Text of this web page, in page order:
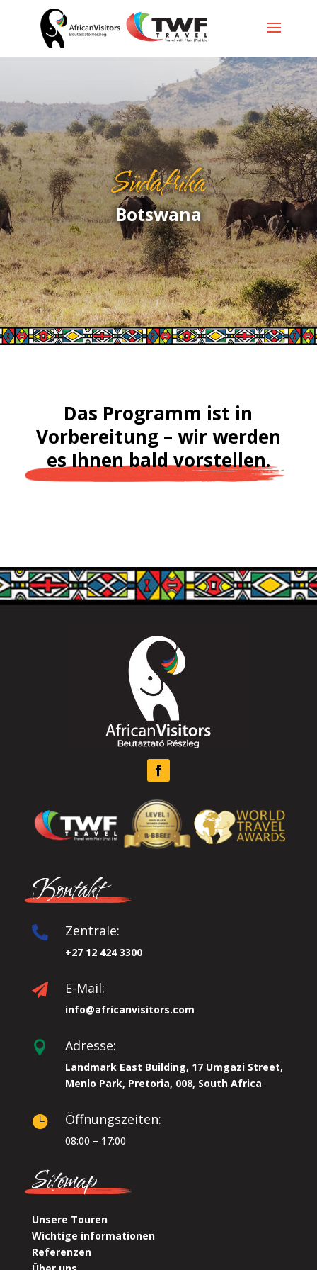
Südafrika
Botswana
Das Programm ist in
Vorbereitung – wir werden
es Ihnen bald vorstellen.
Kontakt
 Zentrale:
+27 12 424 3300
 E-Mail:
info@africanvisitors.com
 Adresse:
Landmark East Building, 17 Umgazi Street,
Menlo Park, Pretoria, 008, South Africa
 Öffnungszeiten:
08:00 – 17:00
Sitemap
Unsere Touren
Wichtige informationen
Referenzen